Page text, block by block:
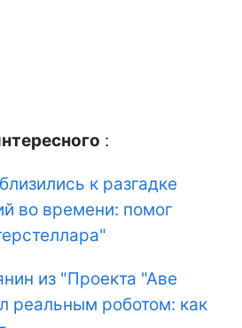
:
к разгадке
во времени: помог
из "Проекта "Аве
реальным роботом: как